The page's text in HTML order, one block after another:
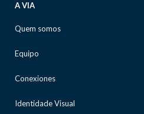
A VIA
Quem somos
Equipo
Conexiones
Identidade Visual